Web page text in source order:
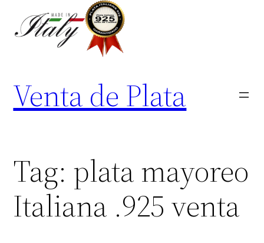
content
Venta de Plata
Tag: plata mayoreo
Italiana .925 venta